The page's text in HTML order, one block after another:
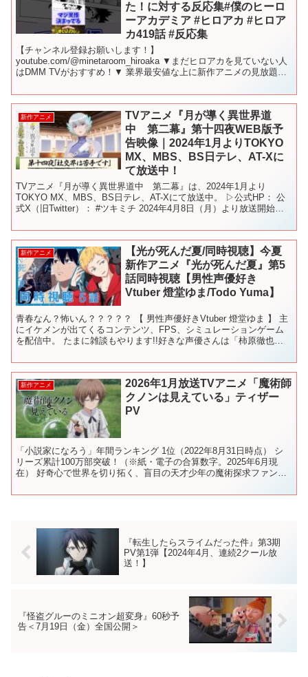
た！に対する反応集#僕のヒーロ
ーアカデミア #ヒロアカ #ヒロア
カ419話 #反応集
【チャンネル登録お願いします！】
youtube.com/@minetaroom_hiroaka ▼まだヒロアカを見ていない人
はDMM TVがおすすめ！▼ 業界最安値な上に新作アニメの見放題作
新作アニメ
TVアニメ『月が導く異世界道
中 第二幕』第十四夜WEB版予
告映像｜2024年1月よりTOKYO
MX、MBS、BS日テレ、AT-Xに
て放送中！
TVアニメ『月が導く異世界道中 第二幕』は、2024年1月より
TOKYO MX、MBS、BS日テレ、AT-Xにて放送中。 ▷公式HP： 公
式X（旧Twitter）： #ツキミチ 2024年4月8日（月）より放送開始と
新作アニメ
【光が死んだ夏/同時視聴】今夏
新作アニメ『光が死んだ夏』第5
話同時視聴【男性声優好き
Vtuber 燈堂ゆま/Todo Yuma】
青春なん？怖いん？？？？？ 【 男性声優好きVtuber 燈堂ゆま 】 主
にイケメンが出てくるコンテンツ、FPS、シミュレーションゲーム
を配信中。 たまに雑談もやります!!好きな声優さんは「柿原徹也さ
新作アニメ
2026年1月放送TVアニメ「魔術師
クノンは見えている」ティザー
PV
「小説家になろう」年間ランキング 1位（2022年8月31日時点） シ
リーズ累計100万部突破！（※紙・電子の合算数字。2025年6月現
在） 好奇心で世界を切り拓く、盲目の天才少年の魔術探求ファンタ
『転生したらスライムだった件』第3期
PV第1弾【2024年4月、連続2クール放
送！】
『怪盗グルーのミニオン超変身』60秒予
告＜7月19日（金）全国公開＞